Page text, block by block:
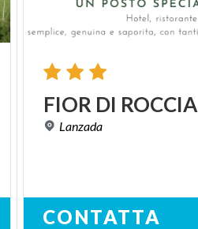
FIOR DI ROCCIA
Lanzada
CONTATTA